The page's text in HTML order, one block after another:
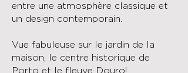
entre une atmosphère classique et
un design contemporain.
Vue fabuleuse sur le jardin de la
maison, le centre historique de
Porto et le fleuve Douro!